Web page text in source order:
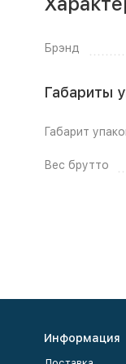
Брэнд
Габариты
Габарит
Вес брутто
Информация